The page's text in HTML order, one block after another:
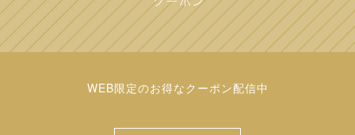
WEB限定のお得なクーポン配信中